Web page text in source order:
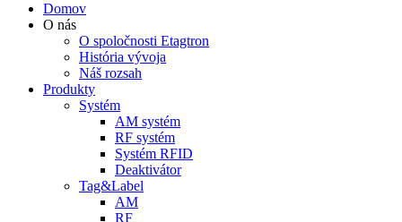
Domov
O nás
O spoločnosti Etagtron
História vývoja
Náš rozsah
Produkty
Systém
AM systém
RF systém
Systém RFID
Deaktivátor
Tag&Label
AM
RF